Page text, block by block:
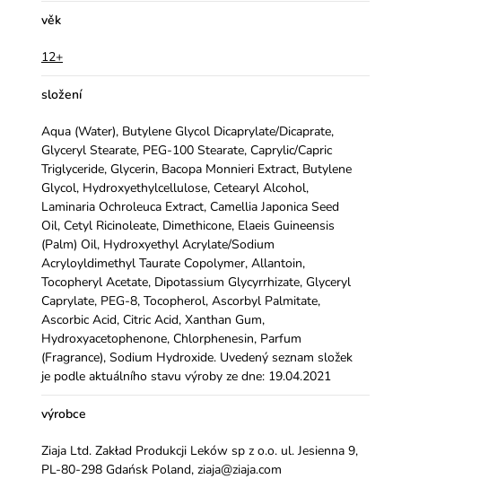
věk
12+
složení
Aqua (Water), Butylene Glycol Dicaprylate/Dicaprate,
Glyceryl Stearate, PEG-100 Stearate, Caprylic/Capric
Triglyceride, Glycerin, Bacopa Monnieri Extract, Butylene
Glycol, Hydroxyethylcellulose, Cetearyl Alcohol,
Laminaria Ochroleuca Extract, Camellia Japonica Seed
Oil, Cetyl Ricinoleate, Dimethicone, Elaeis Guineensis
(Palm) Oil, Hydroxyethyl Acrylate/Sodium
Acryloyldimethyl Taurate Copolymer, Allantoin,
Tocopheryl Acetate, Dipotassium Glycyrrhizate, Glyceryl
Caprylate, PEG-8, Tocopherol, Ascorbyl Palmitate,
Ascorbic Acid, Citric Acid, Xanthan Gum,
Hydroxyacetophenone, Chlorphenesin, Parfum
(Fragrance), Sodium Hydroxide. Uvedený seznam složek
je podle aktuálního stavu výroby ze dne: 19.04.2021
výrobce
Ziaja Ltd. Zakład Produkcji Leków sp z o.o. ul. Jesienna 9,
PL-80-298 Gdańsk Poland, ziaja@ziaja.com